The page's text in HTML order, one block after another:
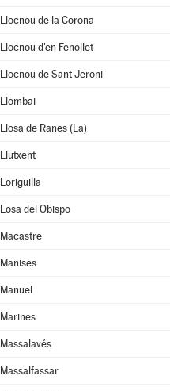
Llocnou de la Corona
Llocnou d'en Fenollet
Llocnou de Sant Jeroni
Llombai
Llosa de Ranes (La)
Llutxent
Loriguilla
Losa del Obispo
Macastre
Manises
Manuel
Marines
Massalavés
Massalfassar